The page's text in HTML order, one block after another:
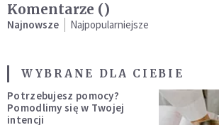
Komentarze ()
Najnowsze Najpopularniejsze
WYBRANE DLA CIEBIE
Potrzebujesz pomocy?
Pomodlimy się w Twojej
intencji